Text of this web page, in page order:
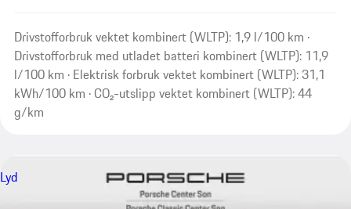
Drivstofforbruk vektet kombinert (WLTP): 1,9 l/100 km ·
Drivstofforbruk med utladet batteri kombinert (WLTP): 11,9
l/100 km · Elektrisk forbruk vektet kombinert (WLTP): 31,1
kWh/100 km · CO₂-utslipp vektet kombinert (WLTP): 44
g/km
Lyd